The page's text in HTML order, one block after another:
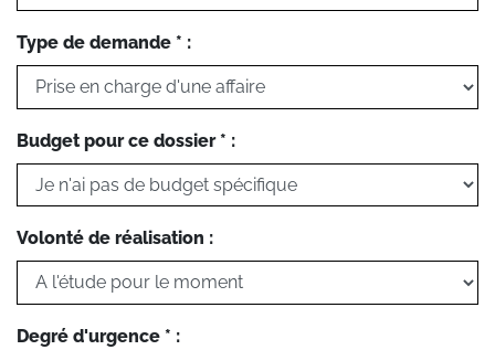
Type de demande * :
Budget pour ce dossier * :
Volonté de réalisation :
Degré d'urgence * :